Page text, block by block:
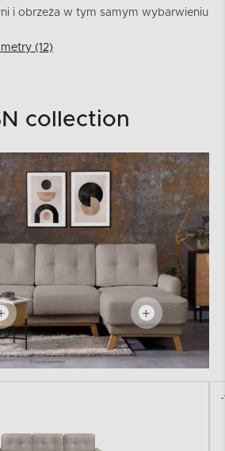
i obrzeża w tym samym wybarwieniu
(12)
collection
-